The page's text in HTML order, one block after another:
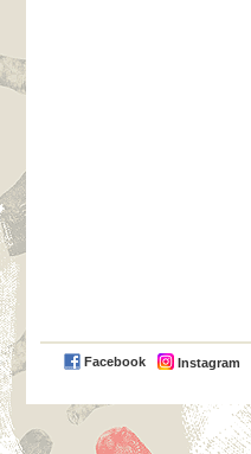
Facebook Instagram